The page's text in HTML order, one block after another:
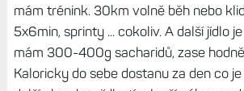
Co mají banány v čaji
že děti ty banány sní dřív než si
Odpovědět